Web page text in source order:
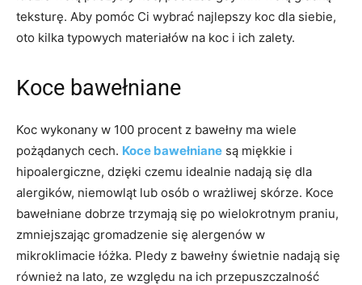
teksturę. Aby pomóc Ci wybrać najlepszy koc dla siebie,
oto kilka typowych materiałów na koc i ich zalety.
Koce bawełniane
Koc wykonany w 100 procent z bawełny ma wiele
pożądanych cech. Koce bawełniane są miękkie i
hipoalergiczne, dzięki czemu idealnie nadają się dla
alergików, niemowląt lub osób o wrażliwej skórze. Koce
bawełniane dobrze trzymają się po wielokrotnym praniu,
zmniejszając gromadzenie się alergenów w
mikroklimacie łóżka. Pledy z bawełny świetnie nadają się
również na lato, ze względu na ich przepuszczalność